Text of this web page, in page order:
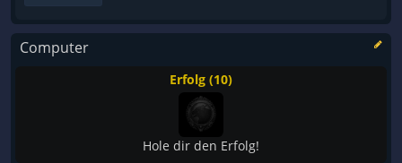
Computer
Erfolg (10)
Hole dir den Erfolg!